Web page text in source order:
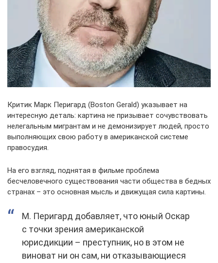
Критик Марк Перигард (Boston Gerald) указывает на
интересную деталь: картина не призывает сочувствовать
нелегальным мигрантам и не демонизирует людей, просто
выполняющих свою работу в американской системе
правосудия.
На его взгляд, поднятая в фильме проблема
бесчеловечного существования части общества в бедных
странах – это основная мысль и движущая сила картины.
М. Перигард добавляет, что юный Оскар
с точки зрения американской
юрисдикции – преступник, но в этом не
виноват ни он сам, ни отказывающиеся